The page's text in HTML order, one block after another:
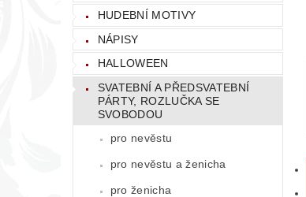
HUDEBNÍ MOTIVY
NÁPISY
HALLOWEEN
SVATEBNÍ A PŘEDSVATEBNÍ
PÁRTY, ROZLUČKA SE
SVOBODOU
pro nevěstu
pro nevěstu a ženicha
pro ženicha